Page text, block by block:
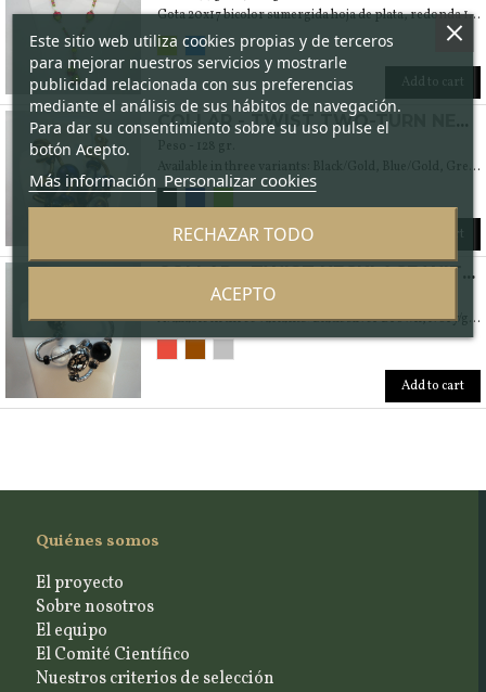
Gota 20x17 bicolor sumergida hoja de plata, redonda 10 mm. hoja de plata. Redondo neutro 6 mm. Cristales Swarovski 6 mm
Add to cart
Available in three variants: Black/Gold, Blue/Gold, Green/Gold Weight 160 gr.
Add to cart
COLLAR - TWIST NECKLACE WITH MURANO BLOWN GLASS BEADS AND 999% SILVER LEAF OR 24 KT GOLD.
Peso - 128 gr.
Available in three variants: Black/silver Brown, ivory/gold, Shades of red and ivory/gold Weight 140 gr.
Add to cart
Quiénes somos
El proyecto
Sobre nosotros
El equipo
El Comité Científico
Nuestros criterios de selección
Este sitio web utiliza cookies propias y de terceros
para mejorar nuestros servicios y mostrarle
publicidad relacionada con sus preferencias
mediante el análisis de sus hábitos de navegación.
Para dar su consentimiento sobre su uso pulse el
botón Acepto.
Más información Personalizar cookies
RECHAZAR TODO
ACEPTO